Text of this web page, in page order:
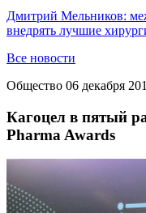
Дмитрий Мельников:
внедрять лучшие
Все новости
Общество 06 декабря
Кагоцел в пятый
Pharma Awards